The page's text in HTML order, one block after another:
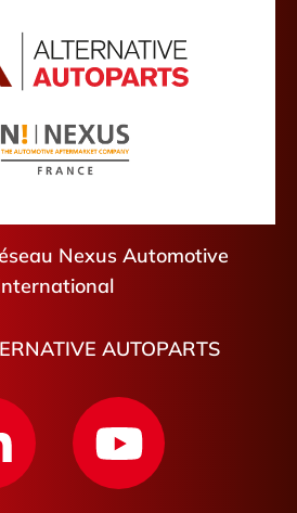
Nexus Automotive
AUTOPARTS